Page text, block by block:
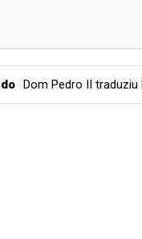
entre o Império e o